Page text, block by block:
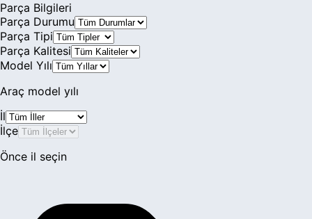
Parça Bilgileri
Parça Durumu
Parça Tipi
Parça Kalitesi
Model Yılı
Araç model yılı
İl
İlçe
Önce il seçin